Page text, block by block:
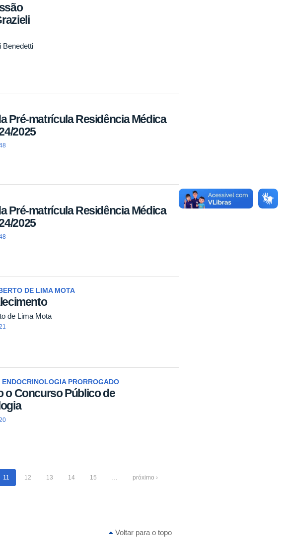
Benedetti
Pré-matrícula Residência Médica
2025
Pré-matrícula Residência Médica
2025
DE LIMA MOTA
de Lima Mota
ENDOCRINOLOGIA PRORROGADO
o Concurso Público de
11 12 13 14 15 … próximo ›
Voltar para o topo